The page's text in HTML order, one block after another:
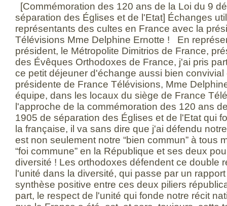
[Commémoration des 120 ans de la Loi du 9
séparation des Églises et de l'Etat] Échanges
représentants des cultes en France avec la
Télévisions Mme Delphine Ernotte ! En
président, le Métropolite Dimitrios de France,
des Évêques Orthodoxes de France, j'ai pris
ce petit déjeuner d'échange aussi bien
présidente de France Télévisions, Mme
équipe, dans les locaux du siège de France
l'approche de la commémoration des 120 ans
1905 de séparation des Églises et de l'Etat qui
la française, il va sans dire que j'ai défendu
est non seulement notre “bien commun” à tous
“foi commune” en la République et ses deux
diversité ! Les orthodoxes défendent ce double
l'unité dans la diversité, qui passe par un
synthèse positive entre ces deux piliers
part, le respect de l'unité qui fonde notre récit